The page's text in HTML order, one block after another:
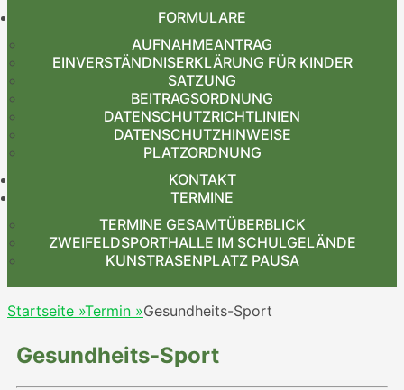
FORMULARE
AUFNAHMEANTRAG
EINVERSTÄNDNISERKLÄRUNG FÜR KINDER
SATZUNG
BEITRAGSORDNUNG
DATENSCHUTZRICHTLINIEN
DATENSCHUTZHINWEISE
PLATZORDNUNG
KONTAKT
TERMINE
TERMINE GESAMTÜBERBLICK
ZWEIFELDSPORTHALLE IM SCHULGELÄNDE
KUNSTRASENPLATZ PAUSA
Startseite »Termin »Gesundheits-Sport
Gesundheits-Sport